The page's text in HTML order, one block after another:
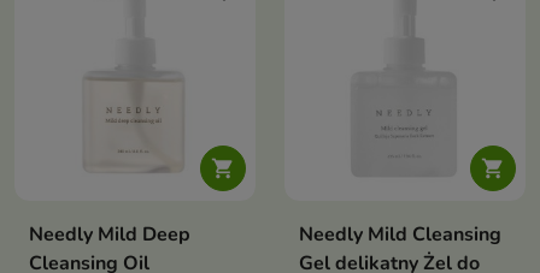
dzikiej róży i olejem makadamia

Needly Mild Deep
Cleansing Oil

Needly Mild Cleansing
Gel delikatny Żel do